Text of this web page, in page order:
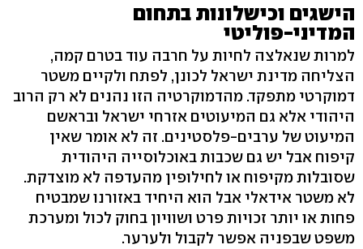
הישגים וכישלונות בתחום
המדיני-פוליטי
למרות שנאלצה לחיות על חרבה עוד בטרם קמה,
הצליחה מדינת ישראל לכונן, לפתח ולקיים משטר
דמוקרטי מתפקד. מהדמוקרטיה הזו נהנים לא רק הרוב
היהודי אלא גם המיעוטים אזרחי ישראל ובראשם
המיעוט של ערבים-פלסטינים. זה לא אומר שאין
קיפוח אבל יש גם שכבות באוכלוסייה היהודית
שסובלות מקיפוח או לחילופין מהעדפה לא מוצדקת.
לא משטר אידאלי אבל הוא היחיד באזורנו שמבטיח
פחות או יותר זכויות פרט ושוויון בחוק לכול ומערכת
משפט שבפניה אפשר לקבול ולערער.